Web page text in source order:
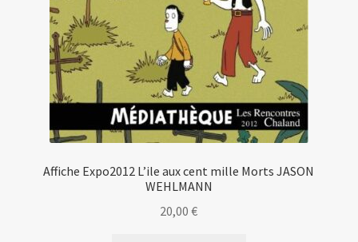
Affiche Expo2012 L’ile aux cent mille Morts JASON
WEHLMANN
20,00€